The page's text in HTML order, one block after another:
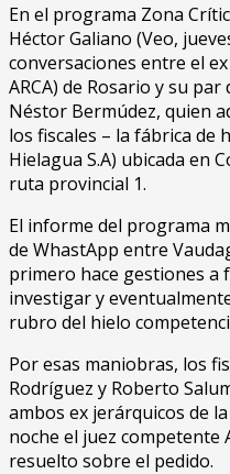
En el programa Zona
Héctor Galiano (Veo,
conversaciones entre el
ARCA) de Rosario y su
Néstor Bermúdez, quien
los fiscales – la fábrica de
Hielagua S.A) ubicada en
ruta provincial 1.
El informe del programa
de WhastApp entre
primero hace gestiones a
investigar y
rubro del hielo
Por esas maniobras, los
Rodríguez y Roberto
ambos ex jerárquicos de
noche el juez competente
resuelto sobre el pedido.